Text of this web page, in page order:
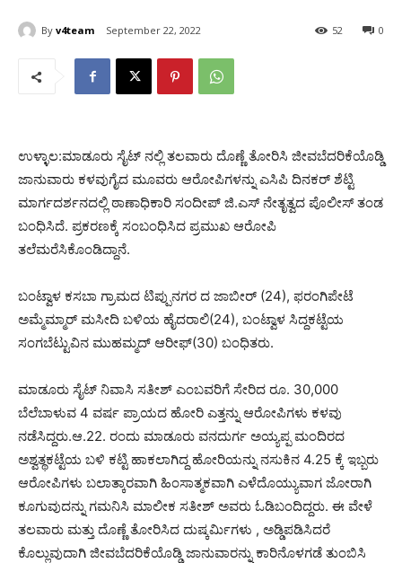
By v4team September 22, 2022 0
52
ಉಳ್ಳಾಲ:ಮಾಡೂರು ಸೈಟ್ ನಲ್ಲಿ ತಲವಾರು ದೊಣ್ಣೆ ತೋರಿಸಿ ಜೀವಬೆದರಿಕೆಯೊಡ್ಡಿ
ಜಾನುವಾರು ಕಳವುಗೈದ ಮೂವರು ಆರೋಪಿಗಳನ್ನು ಎಸಿಪಿ ದಿನಕರ್ ಶೆಟ್ಟಿ
ಮಾರ್ಗದರ್ಶನದಲ್ಲಿ ಠಾಣಾಧಿಕಾರಿ ಸಂದೀಪ್ ಜಿ.ಎಸ್ ನೇತೃತ್ವದ ಪೊಲೀಸ್ ತಂಡ
ಬಂಧಿಸಿದೆ. ಪ್ರಕರಣಕ್ಕೆ ಸಂಬಂಧಿಸಿದ ಪ್ರಮುಖ ಆರೋಪಿ
ತಲೆಮರೆಸಿಕೊಂಡಿದ್ದಾನೆ.
ಬಂಟ್ವಾಳ ಕಸಬಾ ಗ್ರಾಮದ ಟಿಪ್ಪುನಗರ ದ ಜಾಬೀರ್ (24), ಫರಂಗಿಪೇಟೆ
ಅಮ್ಮೆಮ್ಮಾರ್ ಮಸೀದಿ ಬಳಿಯ ಹೈದರಾಲಿ(24), ಬಂಟ್ವಾಳ ಸಿದ್ದಕಟ್ಟೆಯ
ಸಂಗಬೆಟ್ಟುವಿನ ಮುಹಮ್ಮದ್ ಆರೀಫ್(30) ಬಂಧಿತರು.
ಮಾಡೂರು ಸೈಟ್ ನಿವಾಸಿ ಸತೀಶ್ ಎಂಬವರಿಗೆ ಸೇರಿದ ರೂ. 30,000
ಬೆಲೆಬಾಳುವ 4 ವರ್ಷ ಪ್ರಾಯದ ಹೋರಿ ಎತ್ತನ್ನು ಆರೋಪಿಗಳು ಕಳವು
ನಡೆಸಿದ್ದರು.ಆ.22. ರಂದು ಮಾಡೂರು ವನದುರ್ಗ ಅಯ್ಯಪ್ಪ ಮಂದಿರದ
ಅಶ್ವತ್ಥಕಟ್ಟೆಯ ಬಳಿ ಕಟ್ಟಿ ಹಾಕಲಾಗಿದ್ದ ಹೋರಿಯನ್ನು ನಸುಕಿನ 4.25 ಕ್ಕೆ ಇಬ್ಬರು
ಆರೋಪಿಗಳು ಬಲಾತ್ಕಾರವಾಗಿ ಹಿಂಸಾತ್ಮಕವಾಗಿ ಎಳೆದೊಯ್ಯುವಾಗ ಜೋರಾಗಿ
ಕೂಗುವುದನ್ನು ಗಮನಿಸಿ ಮಾಲೀಕ ಸತೀಶ್ ಅವರು ಓಡಿಬಂದಿದ್ದರು. ಈ ವೇಳೆ
ತಲವಾರು ಮತ್ತು ದೊಣ್ಣೆ ತೋರಿಸಿದ ದುಷ್ಕರ್ಮಿಗಳು , ಅಡ್ಡಿಪಡಿಸಿದರೆ
ಕೊಲ್ಲುವುದಾಗಿ ಜೀವಬೆದರಿಕೆಯೊಡ್ಡಿ ಜಾನುವಾರನ್ನು ಕಾರಿನೊಳಗಡೆ ತುಂಬಿಸಿ